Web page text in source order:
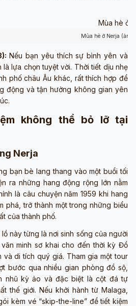
Mùa hè ở Nerja (ảnh
Nếu bạn yêu thích sự bình yên và
lựa chọn tuyệt vời. Thời tiết dịu nhẹ
phố châu Âu khác, rất thích hợp để
động và tận hưởng không gian yên
không thể bỏ lỡ tại
Nerja
bạn bè lang thang vào một buổi tối
ra những hang động rộng lớn nằm
là câu chuyện năm 1959 khi hang
phá, trở thành một trong những biểu
của thành phố.
này từng là nơi sinh sống của người
minh sơ khai cho đến thời kỳ Đồ
di tích quý giá. Tham gia một tour
bước qua nhiều gian phòng đồ sộ,
nhũ kỳ ảo và đặc biệt là cột đá tự
thế giới. Nếu khởi hành từ Malaga,
kèm vé “skip-the-line” để tiết kiệm